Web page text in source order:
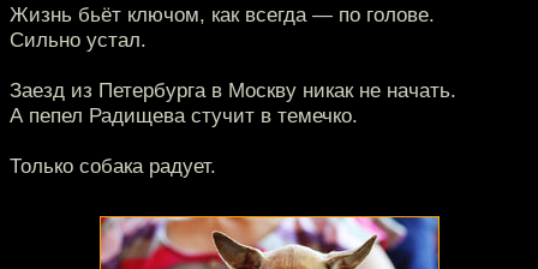
Жизнь бьёт ключом, как всегда — по голове.
Сильно устал.
Заезд из Петербурга в Москву никак не начать.
А пепел Радищева стучит в темечко.
Только собака радует.